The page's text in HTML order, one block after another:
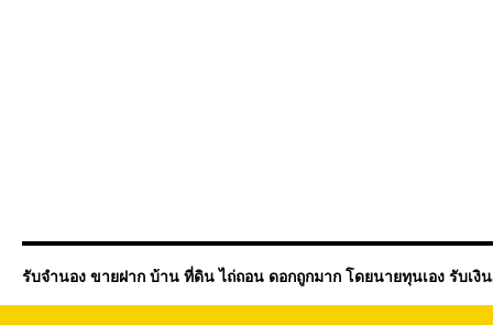
รับจำนอง ขายฝาก บ้าน ที่ดิน ไถ่ถอน ดอกถูกมาก โดยนายทุนเอง รับเงิ